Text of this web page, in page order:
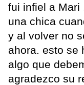
fui infiel a Mari
una chica
y al volver no
ahora. esto se
algo que
agradezco su